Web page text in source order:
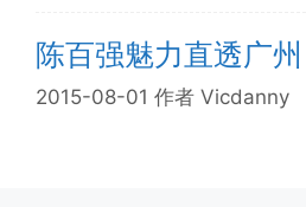
陈百强魅力直透广州
2015-08-01 作者 Vicdanny